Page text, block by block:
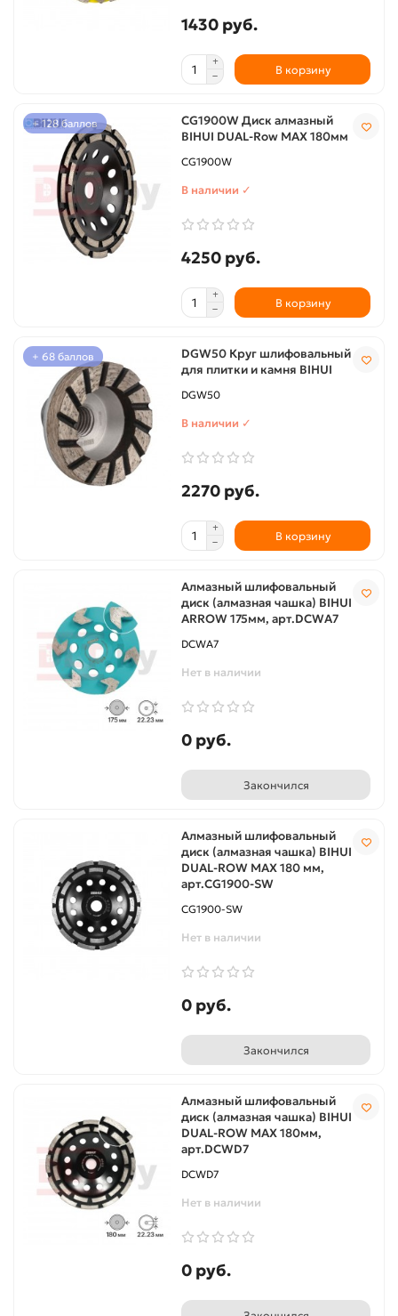
1430 руб.
В корзину
+ 128 баллов
CG1900W Диск алмазный
BIHUI DUAL-Row MAX 180мм
CG1900W
В наличии ✓
4250 руб.
В корзину
+ 68 баллов
DGW50 Круг шлифовальный
для плитки и камня BIHUI
DGW50
В наличии ✓
2270 руб.
В корзину
Алмазный шлифовальный
диск (алмазная чашка) BIHUI
ARROW 175мм, арт.DCWA7
DCWA7
Нет в наличии
0 руб.
Закончился
Алмазный шлифовальный
диск (алмазная чашка) BIHUI
DUAL-ROW MAX 180 мм,
арт.CG1900-SW
CG1900-SW
Нет в наличии
0 руб.
Закончился
Алмазный шлифовальный
диск (алмазная чашка) BIHUI
DUAL-ROW MAX 180мм,
арт.DCWD7
DCWD7
Нет в наличии
0 руб.